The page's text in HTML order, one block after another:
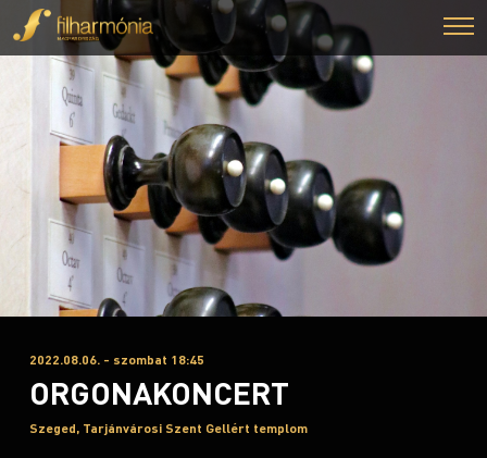
2022.08.06. - szombat 18:45
ORGONAKONCERT
Szeged, Tarjánvárosi Szent Gellért templom